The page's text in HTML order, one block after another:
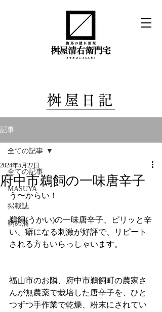
記事
全ての記事
MASUYA
掲載誌
鞆の浦
全ての記事
府中市鵜飼の一味唐辛子
2024年5月27日
う〜からい！
鵜飼(うかい)の一味唐辛子、ピリッと辛
い、癖になる刺激が好評で、リピート
される方もいらっしゃいます。
福山市のお隣、府中市鵜飼町の農家さ
んが無農薬で栽培した唐辛子を、ひと
つずつ手作業で乾燥、粉末にされてい